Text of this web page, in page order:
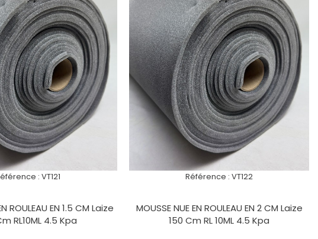
: VT121
ROULEAU EN 1.5 CM Laize
RL10ML 4.5 Kpa
Référence : VT122
MOUSSE NUE EN ROULEAU EN 2 CM Laize
150 Cm RL 10ML 4.5 Kpa